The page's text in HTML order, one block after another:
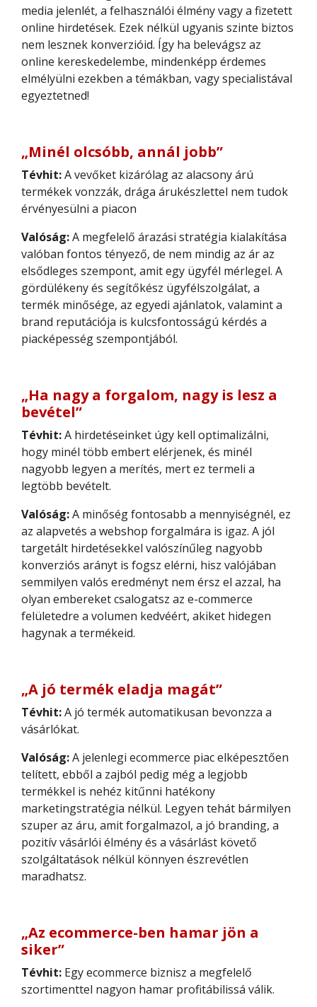
media jelenlét, a felhasználói élmény vagy a fizetett
online hirdetések. Ezek nélkül ugyanis szinte biztos
nem lesznek konverzióid. Így ha belevágsz az
online kereskedelembe, mindenképp érdemes
elmélyülni ezekben a témákban, vagy specialistával
egyeztetned!
„Minél olcsóbb, annál jobb”
Tévhit:A vevőket kizárólag az alacsony árú
termékek vonzzák, drága árukészlettel nem tudok
érvényesülni a piacon
Valóság:A megfelelő árazási stratégia kialakítása
valóban fontos tényező, de nem mindig az ár az
elsődleges szempont, amit egy ügyfél mérlegel. A
gördülékeny és segítőkész ügyfélszolgálat, a
termék minősége, az egyedi ajánlatok, valamint a
brand reputációja is kulcsfontosságú kérdés a
piacképesség szempontjából.
„Ha nagy a forgalom, nagy is lesz a
bevétel”
Tévhit:A hirdetéseinket úgy kell optimalizálni,
hogy minél több embert elérjenek, és minél
nagyobb legyen a merítés, mert ez termeli a
legtöbb bevételt.
Valóság:A minőség fontosabb a mennyiségnél, ez
az alapvetés a webshop forgalmára is igaz. A jól
targetált hirdetésekkel valószínűleg nagyobb
konverziós arányt is fogsz elérni, hisz valójában
semmilyen valós eredményt nem érsz el azzal, ha
olyan embereket csalogatsz az e-commerce
felületedre a volumen kedvéért, akiket hidegen
hagynak a termékeid.
„A jó termék eladja magát”
Tévhit:A jó termék automatikusan bevonzza a
vásárlókat.
Valóság:A jelenlegi ecommerce piac elképesztően
telített, ebből a zajból pedig még a legjobb
termékkel is nehéz kitűnni hatékony
marketingstratégia nélkül. Legyen tehát bármilyen
szuper az áru, amit forgalmazol, a jó branding, a
pozitív vásárlói élmény és a vásárlást követő
szolgáltatások nélkül könnyen észrevétlen
maradhatsz.
„Az ecommerce-ben hamar jön a
siker”
Tévhit: Egy ecommerce biznisz a megfelelő
szortimenttel nagyon hamar profitábilissá válik.